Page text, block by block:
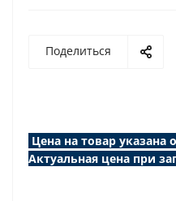
Поделиться
Цена на товар
Актуальная цена при